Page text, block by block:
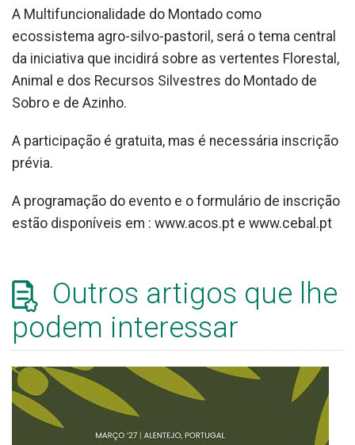
A Multifuncionalidade do Montado como
ecossistema agro-silvo-pastoril, será o tema central
da iniciativa que incidirá sobre as vertentes Florestal,
Animal e dos Recursos Silvestres do Montado de
Sobro e de Azinho.
A participação é gratuita, mas é necessária inscrição
prévia.
A programação do evento e o formulário de inscrição
estão disponíveis em : www.acos.pt e www.cebal.pt
Outros artigos que lhe
podem interessar